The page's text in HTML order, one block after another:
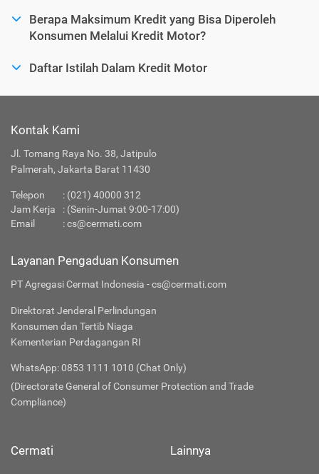
Berapa Maksimum Kredit yang Bisa Diperoleh
Konsumen Melalui Kredit Motor?
Daftar Istilah Dalam Kredit Motor
Kontak Kami
Jl. Tomang Raya No. 38, Jatipulo
Palmerah, Jakarta Barat 11430
Telepon : (021) 40000 312
Jam Kerja
: (Senin-Jumat 9:00-17:00)
Email
:cs@cermati.com
Layanan Pengaduan Konsumen
PT Agregasi Cermat Indonesia - cs@cermati.com
Direktorat Jenderal Perlindungan
Konsumen dan Tertib Niaga
Kementerian Perdagangan RI
WhatsApp: 0853 1111 1010 (Chat Only)
(Directorate General of Consumer Protection and Trade
Compliance)
Cermati Lainnya